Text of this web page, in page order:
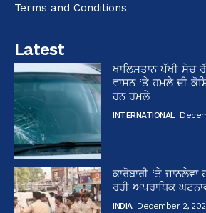
Terms and Conditions
Latest
ਖਾਲਿਸਤਾਨ ਪੱਖੀ ਸੋਚ
ਵਾਸਨ ‘ਤੇ ਹਮਲੇ ਦੀ
ਹਨ ਹਮਲੇ
INTERNATIONAL
ਕਾਰੋਬਾਰੀ ‘ਤੇ
ਰਹੀ ਅਪਰਾਧਿਕ
INDIA December 2,